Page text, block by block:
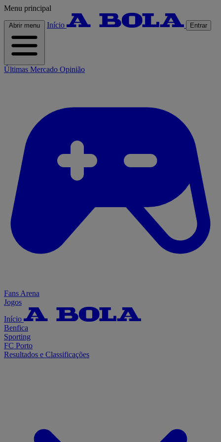
Menu principal
Abrir menu Início Entrar
Últimas Mercado Opinião
Fans Arena
Jogos
Início
Benfica
Sporting
FC Porto
Resultados e Classificações